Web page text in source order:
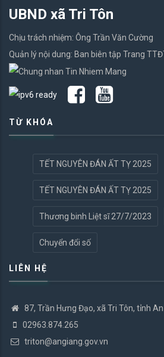
UBND xã Tri Tôn
Chịu trách nhiệm: Ông Trần Văn Cường
Quản lý nội dung: Ban biên tập Trang
TỪ KHÓA
TẾT NGUYÊN ĐÁN ẤT TỴ 2025
TẾT NGUYÊN ĐÁN ẤT TỴ 2025
Thương binh Liệt sĩ 27/7/2023
Chuyển đổi số
LIÊN HỆ
87, Trần Hưng Đạo, xã Tri Tôn, tỉnh
02963.874.265
triton@angiang.gov.vn